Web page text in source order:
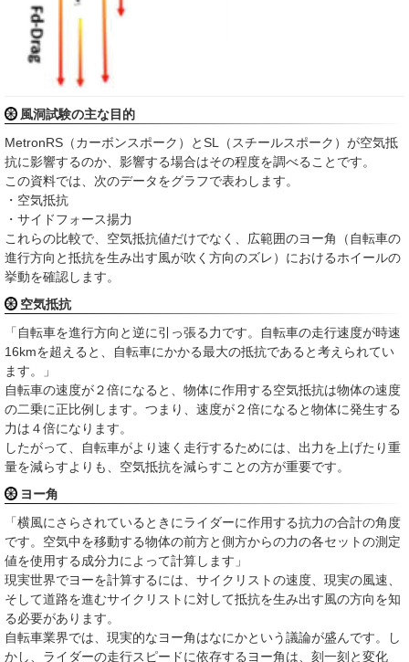
風洞試験の主な目的
MetronRS（カーボンスポーク）とSL（スチールスポーク）が空気抵
抗に影響するのか、影響する場合はその程度を調べることです。
この資料では、次のデータをグラフで表わします。
・空気抵抗
・サイドフォース揚力
これらの比較で、空気抵抗値だけでなく、広範囲のヨー角（自転車の
進行方向と抵抗を生み出す風が吹く方向のズレ）におけるホイールの
挙動を確認します。
空気抵抗
「自転車を進行方向と逆に引っ張る力です。自転車の走行速度が時速
16kmを超えると、自転車にかかる最大の抵抗であると考えられてい
ます。」
自転車の速度が２倍になると、物体に作用する空気抵抗は物体の速度
の二乗に正比例します。つまり、速度が２倍になると物体に発生する
力は４倍になります。
したがって、自転車がより速く走行するためには、出力を上げたり重
量を減らすよりも、空気抵抗を減らすことの方が重要です。
ヨー角
「横風にさらされているときにライダーに作用する抗力の合計の角度
です。空気中を移動する物体の前方と側方からの力の各セットの測定
値を使用する成分力によって計算します」
現実世界でヨーを計算するには、サイクリストの速度、現実の風速、
そして道路を進むサイクリストに対して抵抗を生み出す風の方向を知
る必要があります。
自転車業界では、現実的なヨー角はなにかという議論が盛んです。し
かし、ライダーの走行スピードに依存するヨー角は、刻一刻と変化